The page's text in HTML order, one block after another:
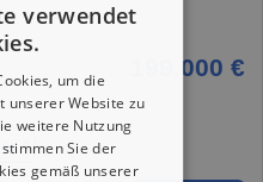
199.000 €
4
verwendet
um die
unserer Website zu
weitere Nutzung
Sie der
gemäß unserer